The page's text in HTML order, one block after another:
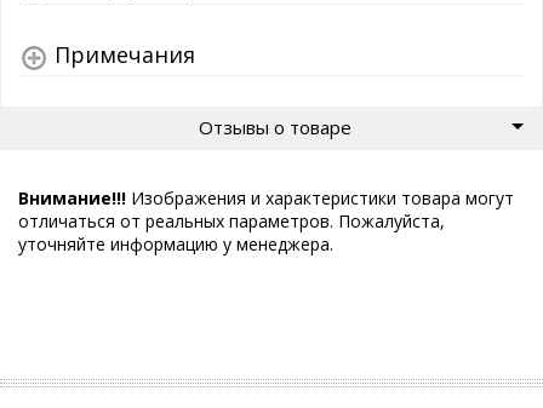
Примечания
Отзывы о товаре
Внимание!!! Изображения и характеристики товара могут
отличаться от реальных параметров. Пожалуйста,
уточняйте информацию у менеджера.